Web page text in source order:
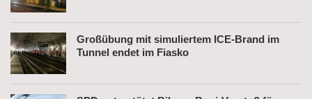
Großübung mit simuliertem ICE-Brand im
Tunnel endet im Fiasko